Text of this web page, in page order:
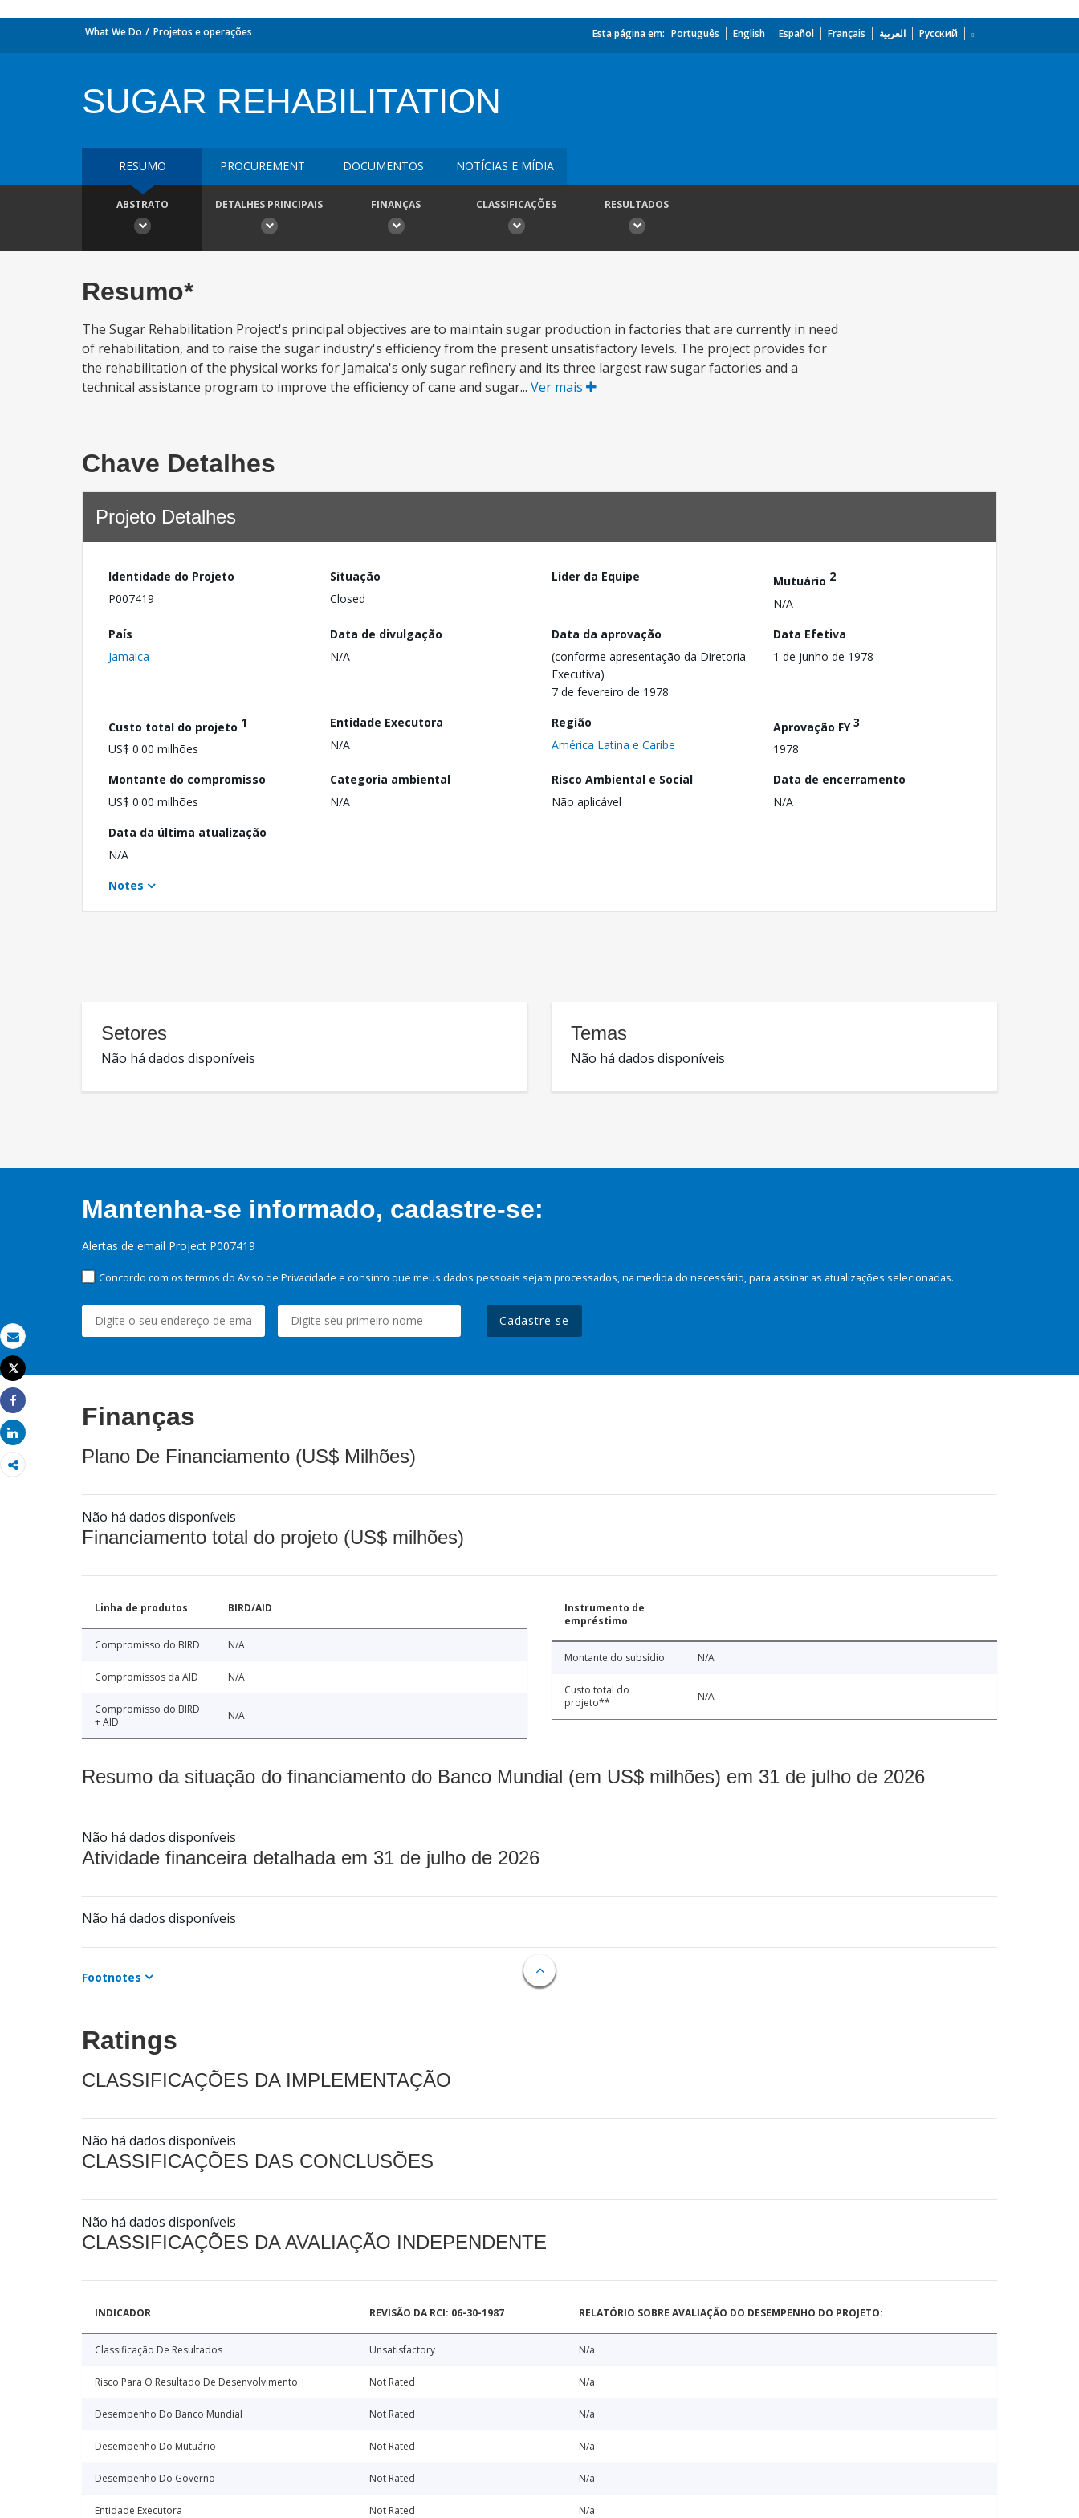
Email
Imprimir
Tweet
Share
Share
What We Do Projetos e operações Esta página em: Português English Español Français العربية Русский
SUGAR REHABILITATION
RESUMO PROCUREMENT DOCUMENTOS NOTÍCIAS E MÍDIA
ABSTRATO DETALHES PRINCIPAIS FINANÇAS CLASSIFICAÇÕES RESULTADOS
Resumo*
The Sugar Rehabilitation Project's principal objectives are to maintain sugar production in factories that are currently in need
of rehabilitation, and to raise the sugar industry's efficiency from the present unsatisfactory levels. The project provides for
the rehabilitation of the physical works for Jamaica's only sugar refinery and its three largest raw sugar factories and a
technical assistance program to improve the efficiency of cane and sugar... Ver mais
Chave Detalhes
Projeto Detalhes
Identidade do Projeto
P007419
Situação
Closed
Líder da Equipe Mutuário 2
N/A
País
Jamaica
Data de divulgação
N/A
Data da aprovação
(conforme apresentação da Diretoria
Executiva)
7 de fevereiro de 1978
Data Efetiva
1 de junho de 1978
Custo total do projeto 1
US$ 0.00 milhões
Entidade Executora
N/A
Região
América Latina e Caribe
Aprovação FY3
1978
Montante do compromisso
US$ 0.00 milhões
Categoria ambiental
N/A
Risco Ambiental e Social
Não aplicável
Data de encerramento
N/A
Data da última atualização
N/A
Notes
Setores
Não há dados disponíveis
Temas
Não há dados disponíveis
Mantenha-se informado, cadastre-se:
Alertas de email Project P007419
Concordo com os termos do Aviso de Privacidade e consinto que meus dados pessoais sejam processados, na medida do necessário, para assinar as atualizações selecionadas.
Cadastre-se
Finanças
Plano De Financiamento (US$ Milhões)
Não há dados disponíveis
Financiamento total do projeto (US$ milhões)
Linha de produtos BIRD/AID
Compromisso do BIRD N/A
Compromissos da AID N/A
Compromisso do BIRD
+ AID
N/A
Instrumento de
empréstimo
Montante do subsídio N/A
Custo total do
projeto**
N/A
Resumo da situação do financiamento do Banco Mundial (em US$ milhões) em 31 de julho de 2026
Não há dados disponíveis
Atividade financeira detalhada em 31 de julho de 2026
Não há dados disponíveis
Footnotes
Ratings
CLASSIFICAÇÕES DA IMPLEMENTAÇÃO
Não há dados disponíveis
CLASSIFICAÇÕES DAS CONCLUSÕES
Não há dados disponíveis
CLASSIFICAÇÕES DA AVALIAÇÃO INDEPENDENTE
INDICADOR REVISÃO DA RCI: 06-30-1987 RELATÓRIO SOBRE AVALIAÇÃO DO DESEMPENHO DO PROJETO:
Classificação De Resultados Unsatisfactory N/a
Risco Para O Resultado De Desenvolvimento Not Rated N/a
Desempenho Do Banco Mundial Not Rated N/a
Desempenho Do Mutuário Not Rated N/a
Desempenho Do Governo Not Rated N/a
Entidade Executora Not Rated N/a